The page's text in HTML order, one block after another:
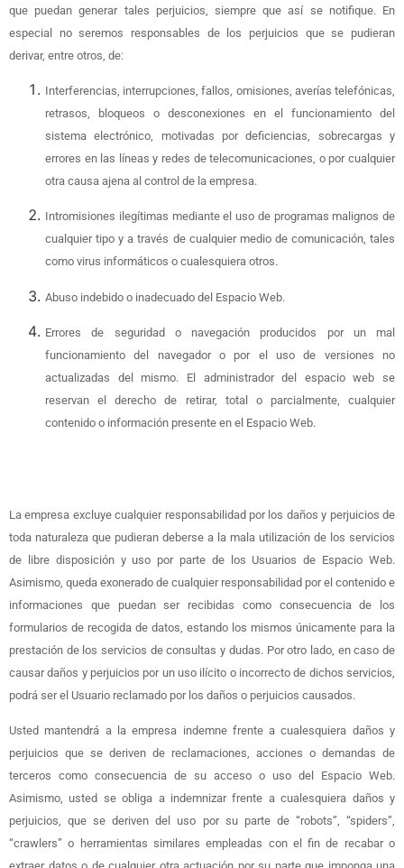
que puedan generar tales perjuicios, siempre que así se notifique. En
especial no seremos responsables de los perjuicios que se pudieran
derivar, entre otros, de:
Interferencias, interrupciones, fallos, omisiones, averías telefónicas,
retrasos, bloqueos o desconexiones en el funcionamiento del
sistema electrónico, motivadas por deficiencias, sobrecargas y
errores en las líneas y redes de telecomunicaciones, o por cualquier
otra causa ajena al control de la empresa.
Intromisiones ilegítimas mediante el uso de programas malignos de
cualquier tipo y a través de cualquier medio de comunicación, tales
como virus informáticos o cualesquiera otros.
Abuso indebido o inadecuado del Espacio Web.
Errores de seguridad o navegación producidos por un mal
funcionamiento del navegador o por el uso de versiones no
actualizadas del mismo. El administrador del espacio web se
reservan el derecho de retirar, total o parcialmente, cualquier
contenido o información presente en el Espacio Web.
La empresa excluye cualquier responsabilidad por los daños y perjuicios de
toda naturaleza que pudieran deberse a la mala utilización de los servicios
de libre disposición y uso por parte de los Usuarios de Espacio Web.
Asimismo, queda exonerado de cualquier responsabilidad por el contenido e
informaciones que puedan ser recibidas como consecuencia de los
formularios de recogida de datos, estando los mismos únicamente para la
prestación de los servicios de consultas y dudas. Por otro lado, en caso de
causar daños y perjuicios por un uso ilícito o incorrecto de dichos servicios,
podrá ser el Usuario reclamado por los daños o perjuicios causados.
Usted mantendrá a la empresa indemne frente a cualesquiera daños y
perjuicios que se deriven de reclamaciones, acciones o demandas de
terceros como consecuencia de su acceso o uso del Espacio Web.
Asimismo, usted se obliga a indemnizar frente a cualesquiera daños y
perjuicios, que se deriven del uso por su parte de “robots”, “spiders”,
“crawlers” o herramientas similares empleadas con el fin de recabar o